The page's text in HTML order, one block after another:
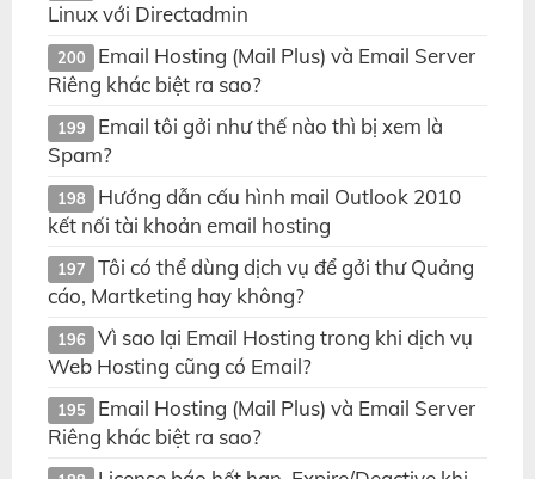
Linux với Directadmin
200
Email Hosting (Mail Plus) và Email Server
Riêng khác biệt ra sao?
199
Email tôi gởi như thế nào thì bị xem là
Spam?
198
Hướng dẫn cấu hình mail Outlook 2010
kết nối tài khoản email hosting
197
Tôi có thể dùng dịch vụ để gởi thư Quảng
cáo, Martketing hay không?
196
Vì sao lại Email Hosting trong khi dịch vụ
Web Hosting cũng có Email?
195
Email Hosting (Mail Plus) và Email Server
Riêng khác biệt ra sao?